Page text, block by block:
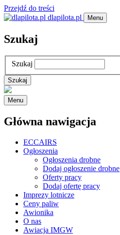
Przejdź do treści
dlapilota.pl
Menu
Szukaj
Szukaj
Menu
Główna nawigacja
ECCAIRS
Ogłoszenia
Ogłoszenia drobne
Dodaj ogłoszenie drobne
Oferty pracy
Dodaj ofertę pracy
Imprezy lotnicze
Ceny paliw
Awionika
O nas
Awiacja IMGW